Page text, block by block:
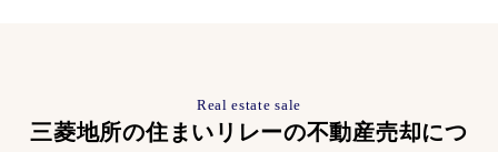
Real estate sale
三菱地所の住まいリレーの不動産売却につ